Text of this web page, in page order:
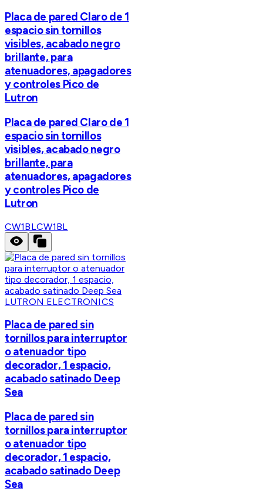
Placa de pared Claro de 1
espacio sin tornillos
visibles, acabado negro
brillante, para
atenuadores, apagadores
y controles Pico de
Lutron
Placa de pared Claro de 1
espacio sin tornillos
visibles, acabado negro
brillante, para
atenuadores, apagadores
y controles Pico de
Lutron
CW1BLCW1BL
LUTRON ELECTRONICS
Placa de pared sin
tornillos para interruptor
o atenuador tipo
decorador, 1 espacio,
acabado satinado Deep
Sea
Placa de pared sin
tornillos para interruptor
o atenuador tipo
decorador, 1 espacio,
acabado satinado Deep
Sea